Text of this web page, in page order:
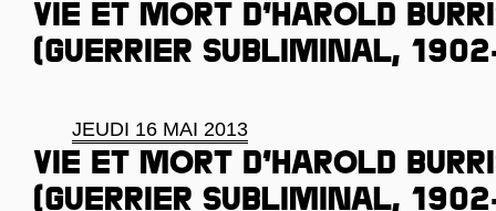
Vie et mort d’Harold
(guerrier subliminal,
JEUDI 16 MAI 2013
Vie et mort d’Harold
(guerrier subliminal,